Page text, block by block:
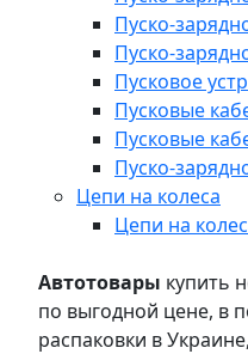
Пуско-
Пуско-
Пусковое
Пусковые
Пусковые
Пуско-
Цепи на колеса
Цепи на
Автотовары купить
по выгодной цене, в
распаковки в